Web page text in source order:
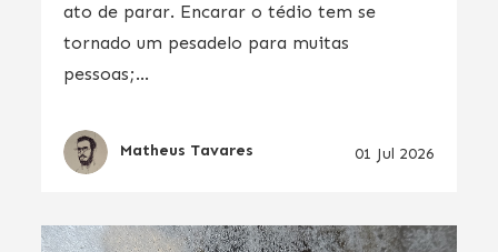
ato de parar. Encarar o tédio tem se
tornado um pesadelo para muitas
pessoas;...
Matheus Tavares 01 Jul 2026